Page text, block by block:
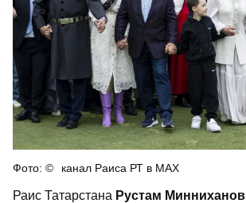
канал Раиса РТ в МАХ
Раис Татарстана Рустам Минниханов